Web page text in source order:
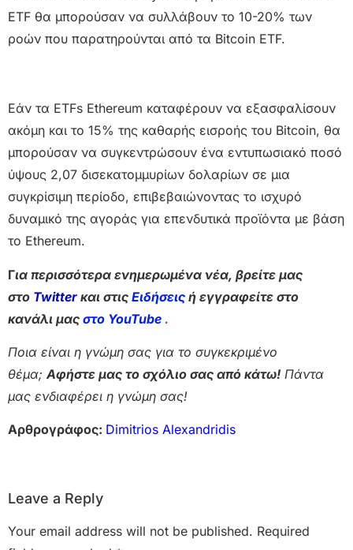
ETF θα μπορούσαν να συλλάβουν το 10-20% των
ροών που παρατηρούνται από τα Bitcoin ETF.
Εάν τα ETFs Ethereum καταφέρουν να εξασφαλίσουν
ακόμη και το 15% της καθαρής εισροής του Bitcoin, θα
μπορούσαν να συγκεντρώσουν ένα εντυπωσιακό ποσό
ύψους 2,07 δισεκατομμυρίων δολαρίων σε μια
συγκρίσιμη περίοδο, επιβεβαιώνοντας το ισχυρό
δυναμικό της αγοράς για επενδυτικά προϊόντα με βάση
το Ethereum.
Για περισσότερα ενημερωμένα νέα, βρείτε μας
στο Twitter και στις Ειδήσεις ή εγγραφείτε στο
κανάλι μας στο YouTube .
Ποια είναι η γνώμη σας για το συγκεκριμένο
θέμα;Αφήστε μας το σχόλιο σας από κάτω! Πάντα
μας ενδιαφέρει η γνώμη σας!
Αρθρογράφος: Dimitrios Alexandridis
Leave a Reply
Your email address will not be published. Required